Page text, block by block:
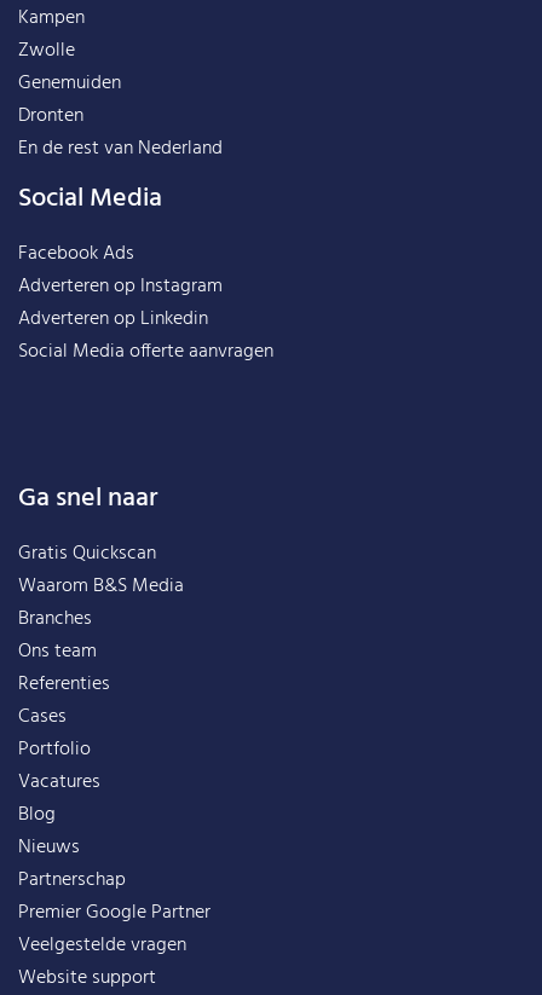
Kampen
Zwolle
Genemuiden
Dronten
En de rest vanNederland
Social Media
Facebook Ads
Adverteren op Instagram
Adverteren op Linkedin
Social Media offerte aanvragen
Ga snel naar
Gratis Quickscan
Waarom B&S Media
Branches
Ons team
Referenties
Cases
Portfolio
Vacatures
Blog
Nieuws
Partnerschap
Premier Google Partner
Veelgestelde vragen
Website support